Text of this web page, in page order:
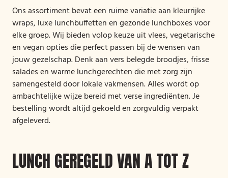
Ons assortiment bevat een ruime variatie aan kleurrijke
wraps, luxe lunchbuffetten en gezonde lunchboxes voor
elke groep. Wij bieden volop keuze uit vlees, vegetarische
en vegan opties die perfect passen bij de wensen van
jouw gezelschap. Denk aan vers belegde broodjes, frisse
salades en warme lunchgerechten die met zorg zijn
samengesteld door lokale vakmensen. Alles wordt op
ambachtelijke wijze bereid met verse ingrediënten. Je
bestelling wordt altijd gekoeld en zorgvuldig verpakt
afgeleverd.
LUNCH GEREGELD VAN A TOT Z